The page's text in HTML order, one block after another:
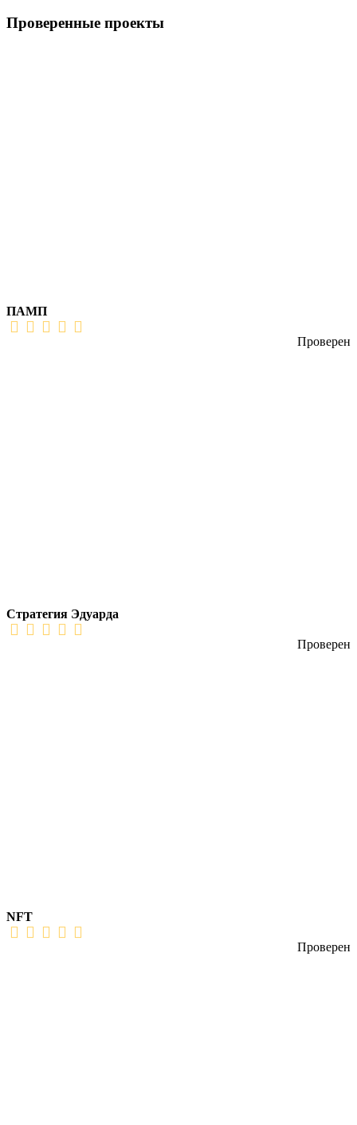
Проверенные проекты
ПАМП
Проверен
Стратегия Эдуарда
Проверен
NFT
Проверен